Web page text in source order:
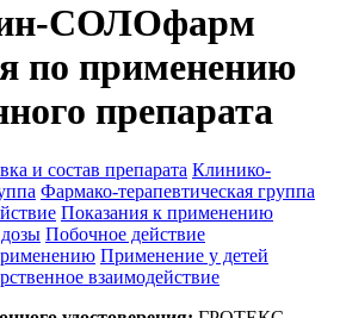
СОЛОфарм
по применению
препарата
и состав препарата Клинико-
Фармако-терапевтическая группа
Показания к применению
Побочное действие
Применение у детей
взаимодействие